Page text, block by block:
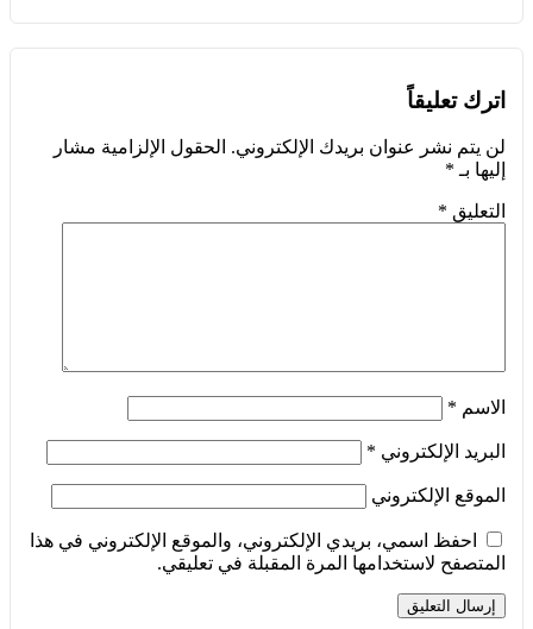
اترك تعليقاً
لن يتم نشر عنوان بريدك الإلكتروني. الحقول الإلزامية مشار
إليها بـ *
التعليق *
الاسم *
البريد الإلكتروني *
الموقع الإلكتروني
احفظ اسمي، بريدي الإلكتروني، والموقع الإلكتروني في هذا
المتصفح لاستخدامها المرة المقبلة في تعليقي.